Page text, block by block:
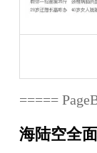
=====
海陆空全